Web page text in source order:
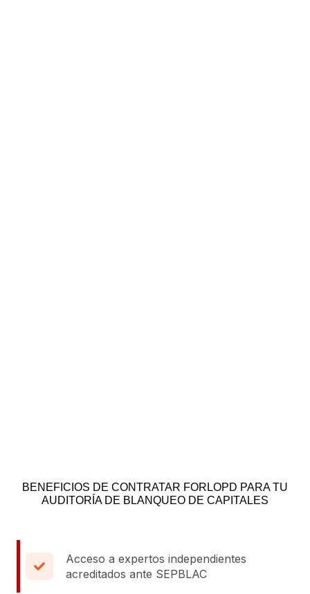
BENEFICIOS DE CONTRATAR FORLOPD PARA TU
AUDITORÍA DE BLANQUEO DE CAPITALES
Acceso a expertos independientes
acreditados ante SEPBLAC